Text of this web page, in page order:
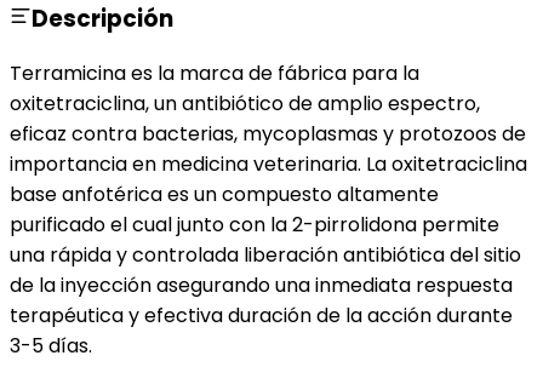
Descripción
Terramicina es la marca de fábrica para la
oxitetraciclina, un antibiótico de amplio espectro,
eficaz contra bacterias, mycoplasmas y protozoos de
importancia en medicina veterinaria. La oxitetraciclina
base anfotérica es un compuesto altamente
purificado el cual junto con la 2-pirrolidona permite
una rápida y controlada liberación antibiótica del sitio
de la inyección asegurando una inmediata respuesta
terapéutica y efectiva duración de la acción durante
3-5 días.